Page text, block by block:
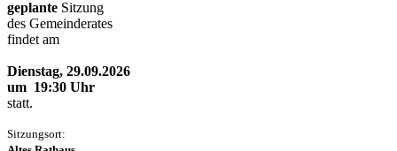
geplante Sitzung
des Gemeinderates
findet am
Dienstag, 29.09.2026
um 19:30 Uhr
statt.
Sitzungsort: